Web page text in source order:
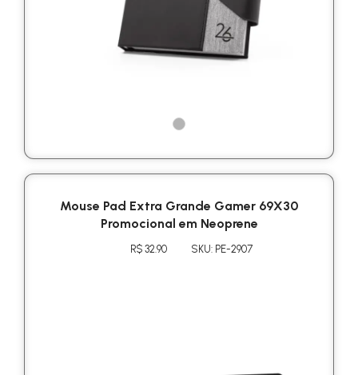
Mouse Pad Extra Grande Gamer 69X30
Promocional em Neoprene
R$ 32.90 SKU: PE-2907